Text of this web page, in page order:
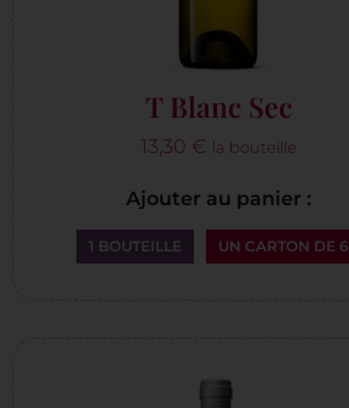
T Blanc Sec
13,30 € la bouteille
Ajouter au panier :
1 BOUTEILLE UN CARTON DE 6